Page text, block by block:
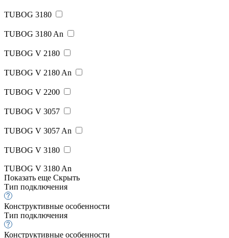
TUBOG 3180
TUBOG 3180 An
TUBOG V 2180
TUBOG V 2180 An
TUBOG V 2200
TUBOG V 3057
TUBOG V 3057 An
TUBOG V 3180
TUBOG V 3180 An
Показать еще Скрыть
Тип подключения
Конструктивные особенности
Тип подключения
Конструктивные особенности